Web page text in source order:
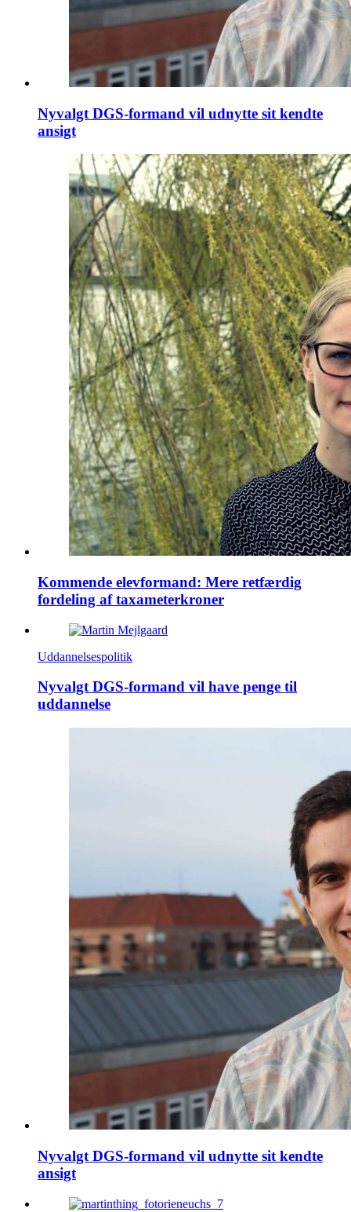
Nyvalgt DGS-formand vil udnytte sit kendte
ansigt
Kommende elevformand: Mere retfærdig
fordeling af taxameterkroner
Uddannelsespolitik
Nyvalgt DGS-formand vil have penge til
uddannelse
Nyvalgt DGS-formand vil udnytte sit kendte
ansigt